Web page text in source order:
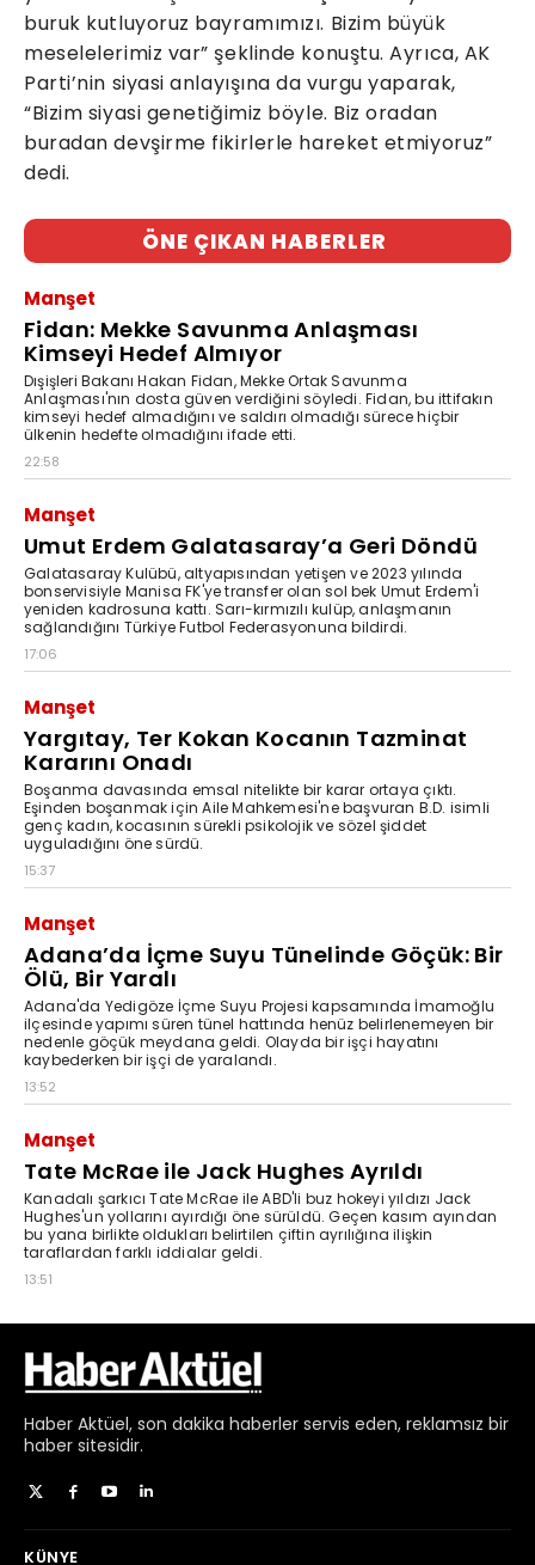
Haber Aktüel, son dakika haberler servis eden, reklamsız bir
haber sitesidir.
KÜNYE